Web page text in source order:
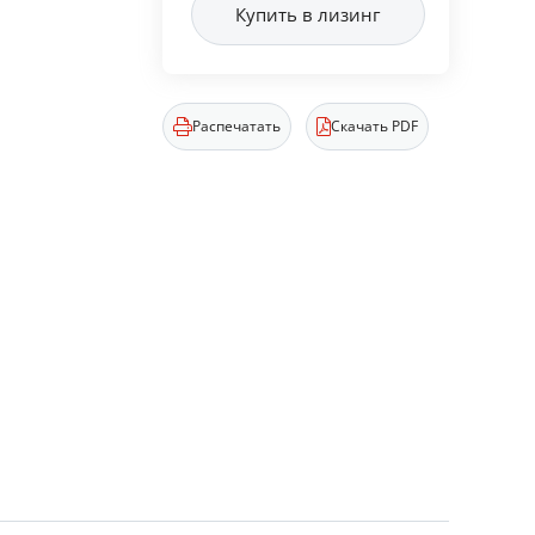
Купить в лизинг
Распечатать Скачать PDF